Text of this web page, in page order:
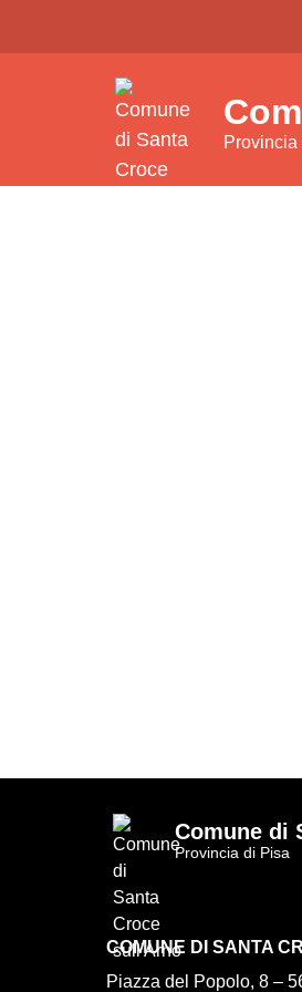
Provincia
Comune di
Provincia di Pisa
COMUNE DI SANTA
Piazza del Popolo, 8 –